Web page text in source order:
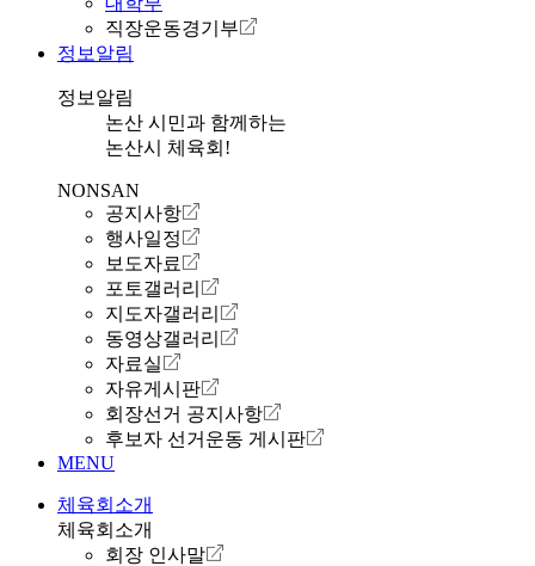
직장운동경기부
정보알림
정보알림
논산 시민과 함께하는
논산시 체육회!
NONSAN
공지사항
행사일정
보도자료
포토갤러리
지도자갤러리
동영상갤러리
자료실
자유게시판
회장선거 공지사항
후보자 선거운동 게시판
MENU
체육회소개
체육회소개
회장 인사말